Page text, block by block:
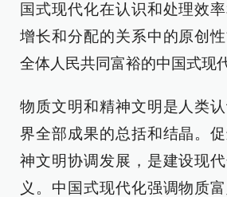
国式现代化在认识和处理效率
增长和分配的关系中的原创
全体人民共同富裕的中国式现
物质文明和精神文明是人类
界全部成果的总括和结晶。
神文明协调发展，是建设现
义。中国式现代化强调物质